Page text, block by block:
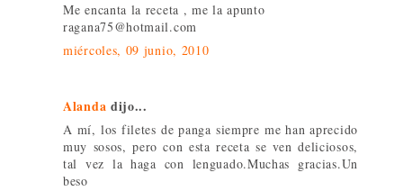
Me encanta la receta , me la apunto
ragana75@hotmail.com
miércoles, 09 junio, 2010
Alanda dijo...
A mí, los filetes de panga siempre me han aprecido
muy sosos, pero con esta receta se ven deliciosos,
tal vez la haga con lenguado.Muchas gracias.Un
beso